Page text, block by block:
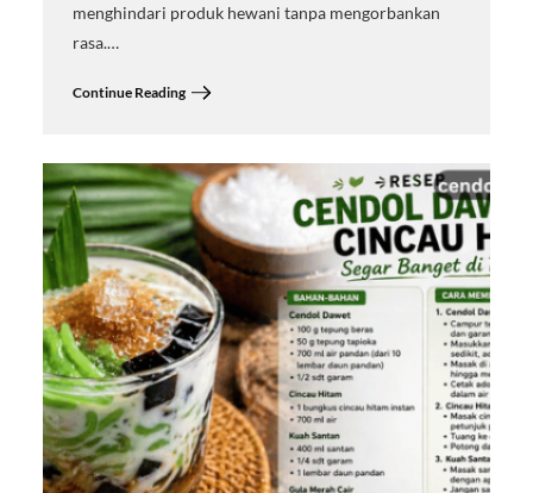
menghindari produk hewani tanpa mengorbankan
rasa.…
Continue Reading